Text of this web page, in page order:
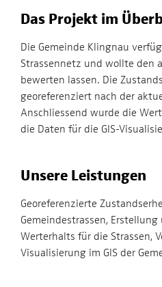
Das Projekt im
Die Gemeinde Klingnau
Strassennetz und wollte den
bewerten lassen. Die
georeferenziert nach der
Anschliessend wurde die
die Daten für die GIS-
Unsere Leistungen
Georeferenzierte
Gemeindestrassen,
Werterhalts für die Strassen,
Visualisierung im GIS der